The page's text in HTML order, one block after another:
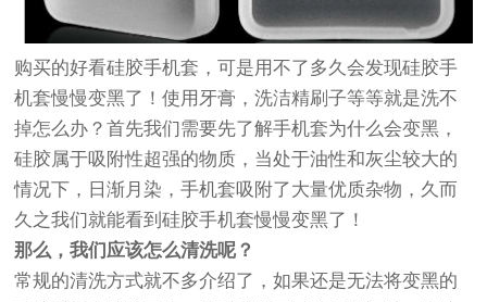
购买的好看硅胶手机套，可是用不了多久会发现硅胶手
机套慢慢变黑了！使用牙膏，洗洁精刷子等等就是洗不
掉怎么办？首先我们需要先了解手机套为什么会变黑，
硅胶属于吸附性超强的物质，当处于油性和灰尘较大的
情况下，日渐月染，手机套吸附了大量优质杂物，久而
久之我们就能看到硅胶手机套慢慢变黑了！
那么，我们应该怎么清洗呢？
常规的清洗方式就不多介绍了，如果还是无法将变黑的